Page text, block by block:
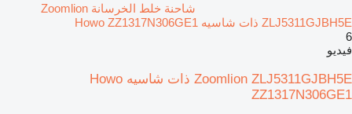
شاحنة خلط الخرسانة Zoomlion
ZLJ5311GJBH5E ذات شاسيه Howo ZZ1317N306GE1
6
فيديو
Zoomlion ZLJ5311GJBH5E ذات شاسيه Howo
ZZ1317N306GE1